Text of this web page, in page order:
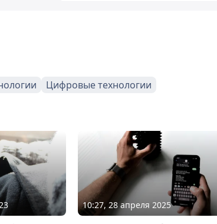
Цифровые технологии
10:27, 28 апреля 2025